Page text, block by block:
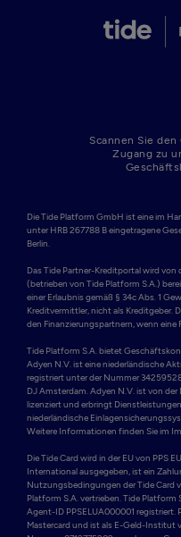
Scannen Sie
Zugang zu
Die Tide Platform GmbH ist eine im
unter HRB 267788 B eingetragene
Berlin.
Das Tide Partner-Kreditportal wird
(betrieben von Tide Platform S.A.)
einer Erlaubnis gemäß § 34c Abs. 1
Kreditvermittler, nicht als Kreditgeber.
den Finanzierungspartnern, wenn
Tide Platform S.A. bietet
Adyen N.V. ist eine niederländische
registriert unter der Nummer
DJ Amsterdam. Adyen N.V. ist von
lizenziert und erbringt
niederländische
Weitere Informationen finden Sie im
Die Tide Card wird in der EU von PPS
International ausgegeben, ist ein
Nutzungsbedingungen der Tide Card
Platform S.A. vertrieben. Tide Platform
Agent-ID PPSELUA000001 registriert.
Mastercard und ist als E-Geld-Institut